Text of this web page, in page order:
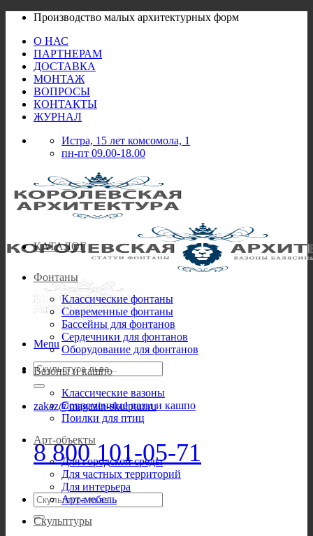
Skip
content
Производство малых архитектурных форм
О НАС
ПАРТНЕРАМ
ДОСТАВКА
МОНТАЖ
ВОПРОСЫ
КОНТАКТЫ
ЖУРНАЛ
Истра, 15 лет комсомола, 1
пн-пт 09.00-18.00
Menu
Искать:
zakaz@magazin-skulptur.ru
8 800 101-05-71
Искать:
КАТАЛОГ
Фонтаны
Классические фонтаны
Современные фонтаны
Бассейны для фонтанов
Сердечники для фонтанов
Оборудование для фонтанов
Вазоны и кашпо
Классические вазоны
Современные вазы и кашпо
Поилки для птиц
Арт-объекты
Для городской среды
Для частных территорий
Для интерьера
Арт-мебель
Скульптуры